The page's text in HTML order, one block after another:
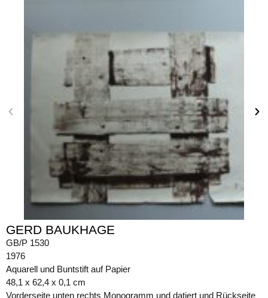
GERD BAUKHAGE
GB/P 1530
1976
Aquarell und Buntstift auf Papier
48,1 x 62,4 x 0,1 cm
Vorderseite unten rechts Monogramm und datiert und Rückseite